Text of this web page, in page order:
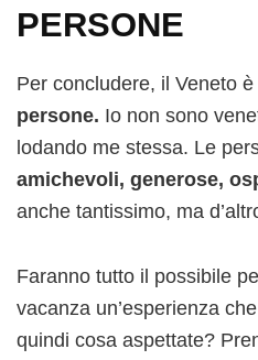
PERSONE
Per concludere, il Veneto
persone. Io non sono
lodando me stessa. Le
amichevoli, generose,
anche tantissimo, ma
Faranno tutto il possibile
vacanza un’esperienza
quindi cosa aspettate?